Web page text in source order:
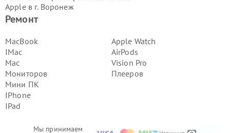
Мы принимаем
Ремонт
MacBook
IMac
Mac
Мониторов
Мини ПК
IPhone
IPad
Apple Watch
AirPods
Vision Pro
Плееров
Apple в г. Воронеж
Замена контроллера питания iPad
Замена контроллера питания iPad
Apple в г.
Замена контроллера питания iPad
Apple в г.
Замена контроллера питания iPad
Apple в г.
Замена контроллера питания iPad
Apple в г.
Apple в г.